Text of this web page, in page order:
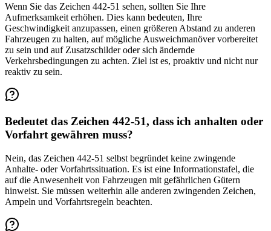
Wenn Sie das Zeichen 442-51 sehen, sollten Sie Ihre
Aufmerksamkeit erhöhen. Dies kann bedeuten, Ihre
Geschwindigkeit anzupassen, einen größeren Abstand zu anderen
Fahrzeugen zu halten, auf mögliche Ausweichmanöver vorbereitet
zu sein und auf Zusatzschilder oder sich ändernde
Verkehrsbedingungen zu achten. Ziel ist es, proaktiv und nicht nur
reaktiv zu sein.
Bedeutet das Zeichen 442-51, dass ich anhalten oder
Vorfahrt gewähren muss?
Nein, das Zeichen 442-51 selbst begründet keine zwingende
Anhalte- oder Vorfahrtssituation. Es ist eine Informationstafel, die
auf die Anwesenheit von Fahrzeugen mit gefährlichen Gütern
hinweist. Sie müssen weiterhin alle anderen zwingenden Zeichen,
Ampeln und Vorfahrtsregeln beachten.